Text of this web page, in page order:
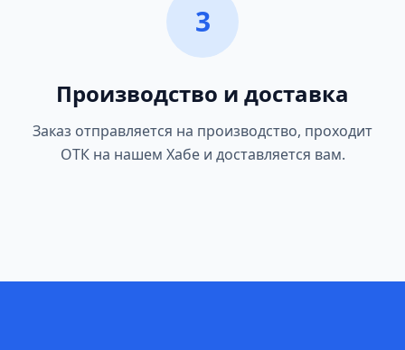
3
Производство и доставка
Заказ отправляется на производство, проходит
ОТК на нашем Хабе и доставляется вам.